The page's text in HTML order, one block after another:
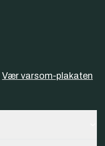
Vær varsom-plakaten